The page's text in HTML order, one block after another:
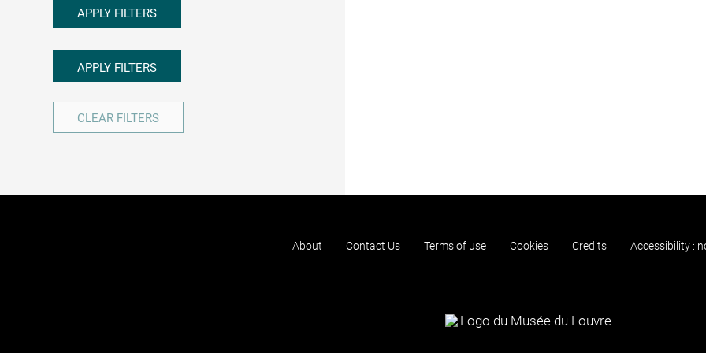
APPLY FILTERS
APPLY FILTERS
CLEAR FILTERS
About Contact Us Terms of use Cookies Credits Accessibility :